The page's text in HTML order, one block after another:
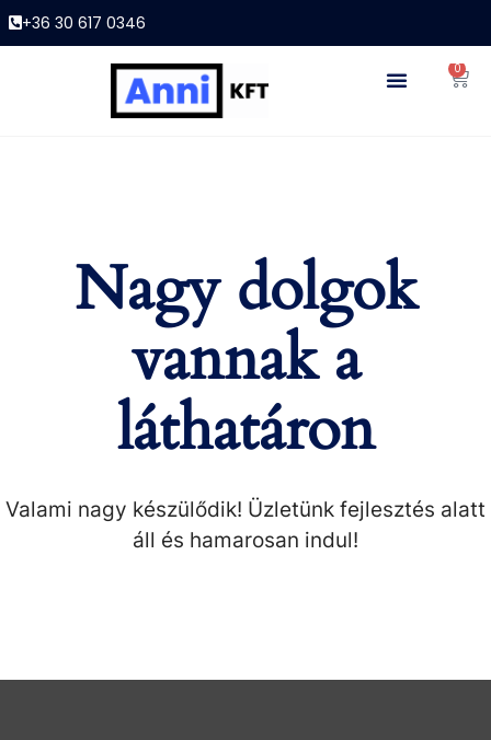
+36 30 617 0346
0
Nagy dolgok
vannak a
láthatáron
Valami nagy készülődik! Üzletünk fejlesztés alatt
áll és hamarosan indul!